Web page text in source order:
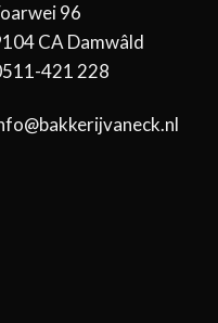
96
CA Damwâld
421 228